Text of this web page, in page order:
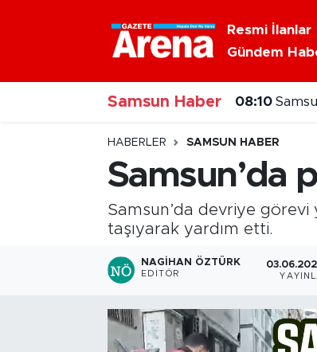
Resmi İlanlar
Gündem
Samsun Haber
HABERLER SAMSUN HABER
Samsun’da
Samsun’da devriye görevi
taşıyarak yardım etti.
NAGIHAN ÖZTÜRK
EDITÖR
Nöbetçi Eczaneler
Hava Durumu
Samsun Namaz Vakitleri
Trafik Durumu
Süper Lig Puan Durumu ve Fikstür
Tüm Manşetler
Haber Arşivi